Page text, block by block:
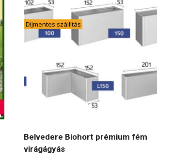
Díjmentes szállítás
Belvedere Biohort prémium fém
virágágyás